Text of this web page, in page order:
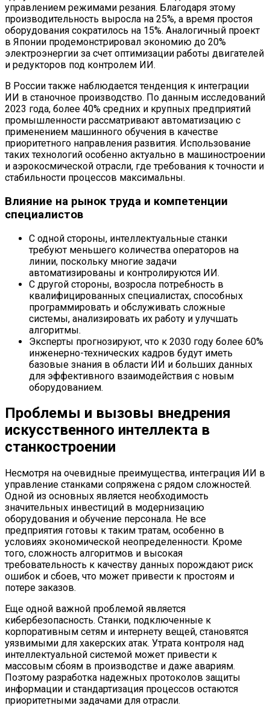
управлением режимами резания. Благодаря этому
производительность выросла на 25%, а время простоя
оборудования сократилось на 15%. Аналогичный проект
в Японии продемонстрировал экономию до 20%
электроэнергии за счет оптимизации работы двигателей
и редукторов под контролем ИИ.
В России также наблюдается тенденция к интеграции
ИИ в станочное производство. По данным исследований
2023 года, более 40% средних и крупных предприятий
промышленности рассматривают автоматизацию с
применением машинного обучения в качестве
приоритетного направления развития. Использование
таких технологий особенно актуально в машиностроении
и аэрокосмической отрасли, где требования к точности и
стабильности процессов максимальны.
Влияние на рынок труда и компетенции
специалистов
С одной стороны, интеллектуальные станки
требуют меньшего количества операторов на
линии, поскольку многие задачи
автоматизированы и контролируются ИИ.
С другой стороны, возросла потребность в
квалифицированных специалистах, способных
программировать и обслуживать сложные
системы, анализировать их работу и улучшать
алгоритмы.
Эксперты прогнозируют, что к 2030 году более 60%
инженерно-технических кадров будут иметь
базовые знания в области ИИ и больших данных
для эффективного взаимодействия с новым
оборудованием.
Проблемы и вызовы внедрения
искусственного интеллекта в
станкостроении
Несмотря на очевидные преимущества, интеграция ИИ в
управление станками сопряжена с рядом сложностей.
Одной из основных является необходимость
значительных инвестиций в модернизацию
оборудования и обучение персонала. Не все
предприятия готовы к таким тратам, особенно в
условиях экономической неопределенности. Кроме
того, сложность алгоритмов и высокая
требовательность к качеству данных порождают риск
ошибок и сбоев, что может привести к простоям и
потере заказов.
Еще одной важной проблемой является
кибербезопасность. Станки, подключенные к
корпоративным сетям и интернету вещей, становятся
уязвимыми для хакерских атак. Утрата контроля над
интеллектуальной системой может привести к
массовым сбоям в производстве и даже авариям.
Поэтому разработка надежных протоколов защиты
информации и стандартизация процессов остаются
приоритетными задачами для отрасли.